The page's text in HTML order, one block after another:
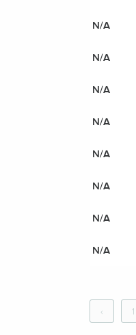
N/A
N/A
N/A
N/A
N/A
N/A
N/A
N/A
‹ 1